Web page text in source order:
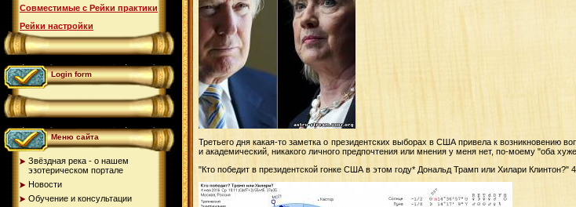
Совместимые с Рейки практики
Рейки настройки
Login form
Меню сайта
Звёздная река - о нашем
эзотерическом портале
Новости
Обучение и консультации
Третьего дня какая-то заметка о президентских выборах в США привела к возникновению
и академический, никакого личного предпочтения или мнения у меня нет, по-моему "оба
"Кто победит в президентской гонке США в этом году* Дональд Трамп или Хилари Клинтон?"